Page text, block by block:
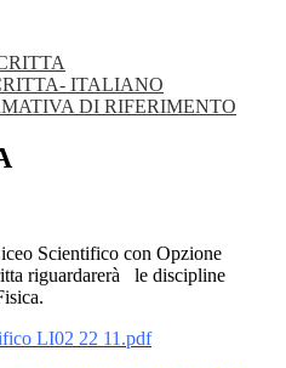
ITALIANO
DI RIFERIMENTO
Scientifico con Opzione
riguardarerà le discipline
LI02 22 11.pdf